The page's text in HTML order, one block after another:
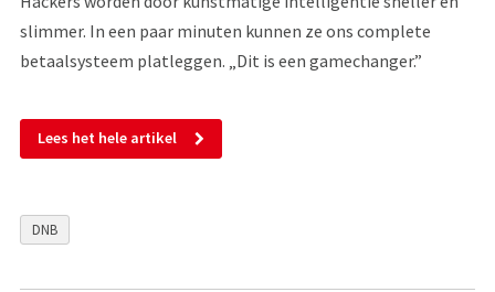
slimmer. In een paar minuten kunnen ze ons complete
betaalsysteem platleggen. „Dit is een gamechanger.”
Lees het hele artikel
DNB